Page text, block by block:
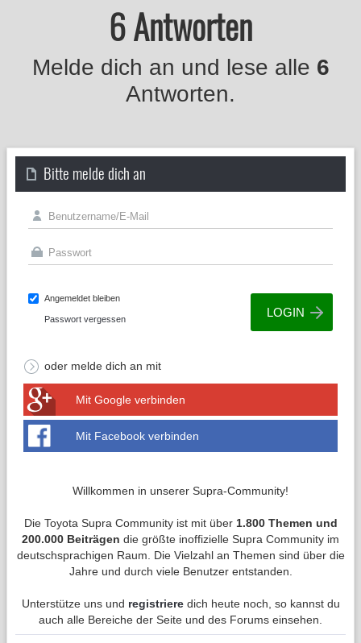
6 Antworten
Melde dich an und lese alle 6
Antworten.
Bitte melde dich an
Angemeldet bleiben
Passwort vergessen
oder melde dich an mit
Mit Google verbinden
Mit Facebook verbinden
Willkommen in unserer Supra-Community!
Die Toyota Supra Community ist mit über 1.800 Themen und
200.000 Beiträgen die größte inoffizielle Supra Community im
deutschsprachigen Raum. Die Vielzahl an Themen sind über die
Jahre und durch viele Benutzer entstanden.
Unterstütze uns und registrieredich heute noch, so kannst du
auch alle Bereiche der Seite und des Forums einsehen.